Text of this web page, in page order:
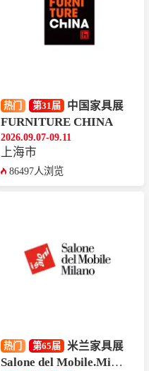
热门 第31届 中国家具展
FURNITURE CHINA
2026.09.07-09.11
上海市
86497人浏览
热门 第65届 米兰家具展
Salone del Mobile.Milano